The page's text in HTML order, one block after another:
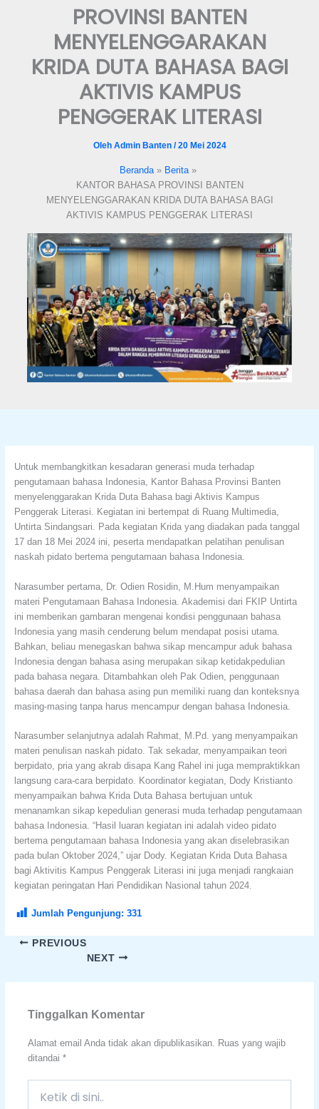
PROVINSI BANTEN
MENYELENGGARAKAN
KRIDA DUTA BAHASA BAGI
AKTIVIS KAMPUS
PENGGERAK LITERASI
Oleh Admin Banten /20 Mei 2024
Beranda
Berita
KANTOR BAHASA PROVINSI BANTEN
MENYELENGGARAKAN KRIDA DUTA BAHASA BAGI
AKTIVIS KAMPUS PENGGERAK LITERASI
Untuk membangkitkan kesadaran generasi muda terhadap
pengutamaan bahasa Indonesia, Kantor Bahasa Provinsi Banten
menyelenggarakan Krida Duta Bahasa bagi Aktivis Kampus
Penggerak Literasi. Kegiatan ini bertempat di Ruang Multimedia,
Untirta Sindangsari. Pada kegiatan Krida yang diadakan pada tanggal
17 dan 18 Mei 2024 ini, peserta mendapatkan pelatihan penulisan
naskah pidato bertema pengutamaan bahasa Indonesia.
Narasumber pertama, Dr. Odien Rosidin, M.Hum menyampaikan
materi Pengutamaan Bahasa Indonesia. Akademisi dari FKIP Untirta
ini memberikan gambaran mengenai kondisi penggunaan bahasa
Indonesia yang masih cenderung belum mendapat posisi utama.
Bahkan, beliau menegaskan bahwa sikap mencampur aduk bahasa
Indonesia dengan bahasa asing merupakan sikap ketidakpedulian
pada bahasa negara. Ditambahkan oleh Pak Odien, penggunaan
bahasa daerah dan bahasa asing pun memiliki ruang dan konteksnya
masing-masing tanpa harus mencampur dengan bahasa Indonesia.
Narasumber selanjutnya adalah Rahmat, M.Pd. yang menyampaikan
materi penulisan naskah pidato. Tak sekadar, menyampaikan teori
berpidato, pria yang akrab disapa Kang Rahel ini juga mempraktikkan
langsung cara-cara berpidato. Koordinator kegiatan, Dody Kristianto
menyampaikan bahwa Krida Duta Bahasa bertujuan untuk
menanamkan sikap kepedulian generasi muda terhadap pengutamaan
bahasa Indonesia. “Hasil luaran kegiatan ini adalah video pidato
bertema pengutamaan bahasa Indonesia yang akan diselebrasikan
pada bulan Oktober 2024,” ujar Dody. Kegiatan Krida Duta Bahasa
bagi Aktivitis Kampus Penggerak Literasi ini juga menjadi rangkaian
kegiatan peringatan Hari Pendidikan Nasional tahun 2024.
Jumlah Pengunjung: 331
PREVIOUS
NEXT
Tinggalkan Komentar
Alamat email Anda tidak akan dipublikasikan. Ruas yang wajib
ditandai *
Underline links
Mark links
Reset all options
cached